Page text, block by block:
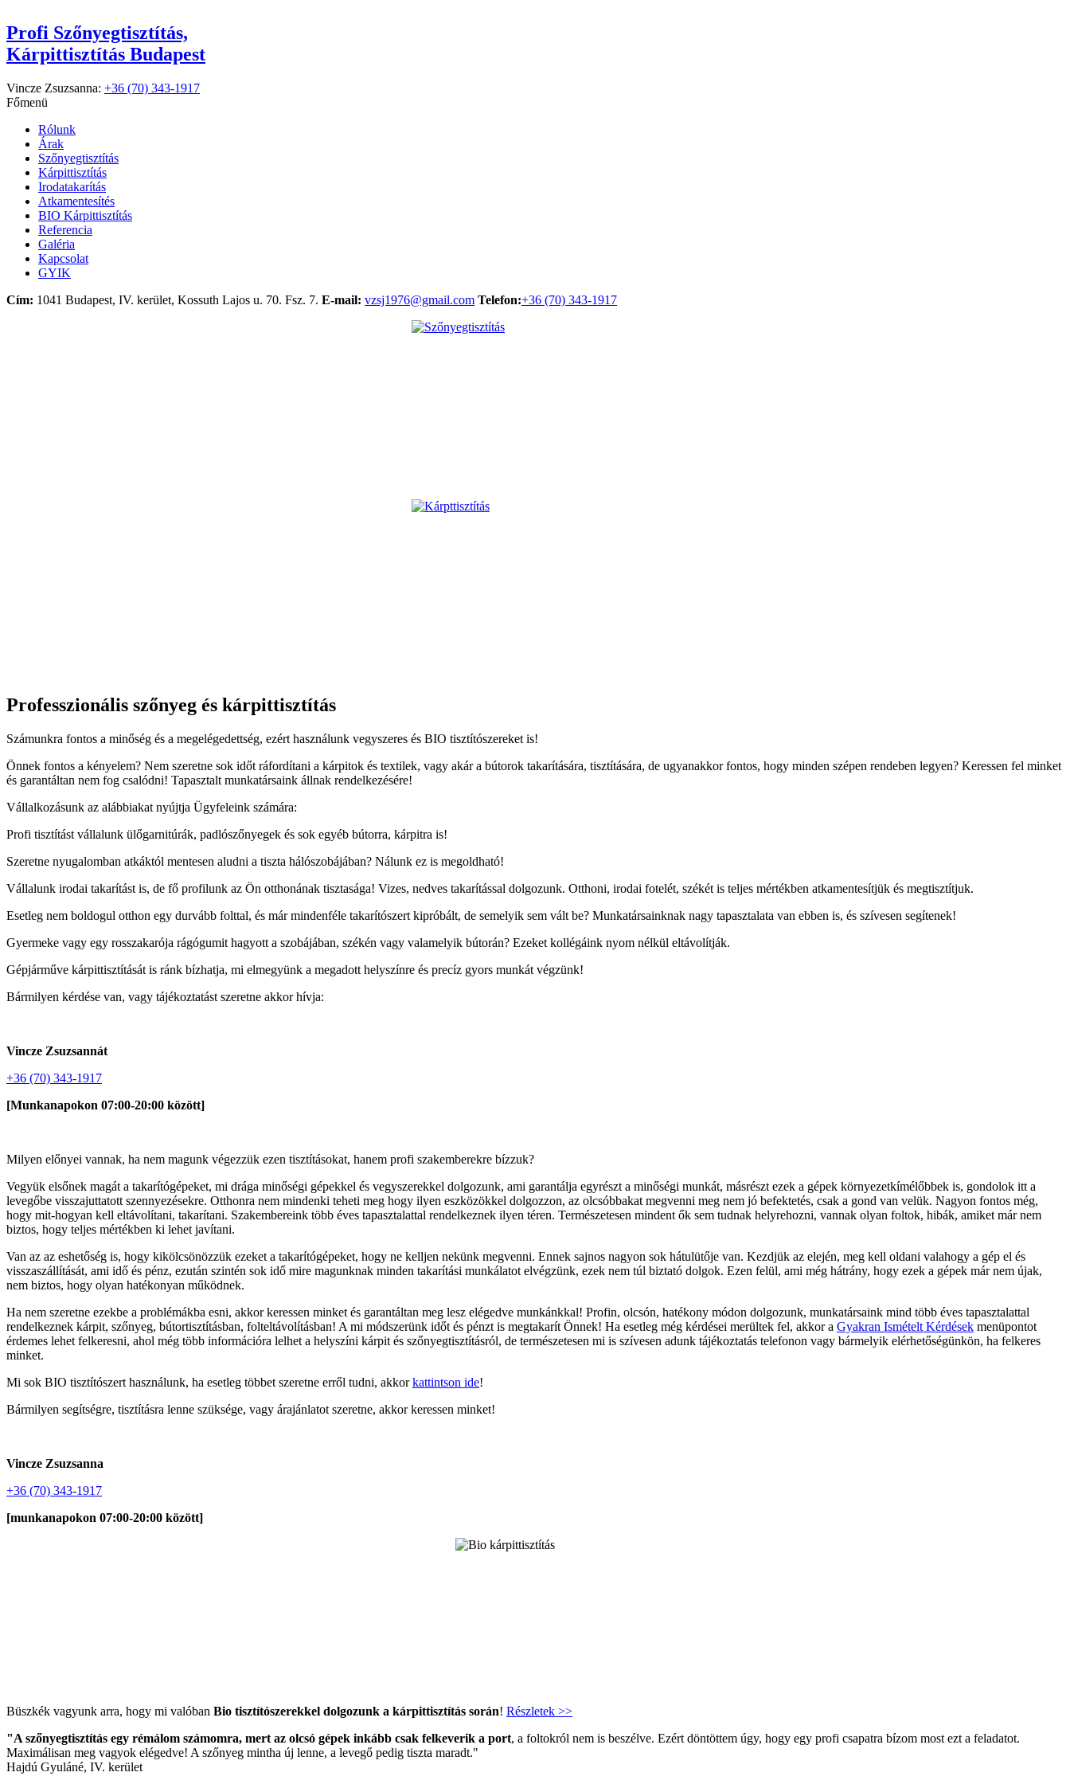
Profi Szőnyegtisztítás,
Kárpittisztítás Budapest
Vincze Zsuzsanna: +36 (70) 343-1917
Főmenü
Rólunk
Árak
Szőnyegtisztítás
Kárpittisztítás
Irodatakarítás
Atkamentesítés
BIO Kárpittisztítás
Referencia
Galéria
Kapcsolat
GYIK
Cím: 1041 Budapest, IV. kerület, Kossuth Lajos u. 70. Fsz. 7. E-mail: vzsj1976@gmail.com Telefon:+36 (70) 343-1917
Professzionális szőnyeg és kárpittisztítás
Számunkra fontos a minőség és a megelégedettség, ezért használunk vegyszeres és BIO tisztítószereket is!
Önnek fontos a kényelem? Nem szeretne sok időt ráfordítani a kárpitok és textilek, vagy akár a bútorok takarítására, tisztítására, de ugyanakkor fontos, hogy minden szépen rendeben legyen? Keressen fel minket
és garantáltan nem fog csalódni! Tapasztalt munkatársaink állnak rendelkezésére!
Vállalkozásunk az alábbiakat nyújtja Ügyfeleink számára:
Profi tisztítást vállalunk ülőgarnitúrák, padlószőnyegek és sok egyéb bútorra, kárpitra is!
Szeretne nyugalomban atkáktól mentesen aludni a tiszta hálószobájában? Nálunk ez is megoldható!
Vállalunk irodai takarítást is, de fő profilunk az Ön otthonának tisztasága! Vizes, nedves takarítással dolgozunk. Otthoni, irodai fotelét, székét is teljes mértékben atkamentesítjük és megtisztítjuk.
Esetleg nem boldogul otthon egy durvább folttal, és már mindenféle takarítószert kipróbált, de semelyik sem vált be? Munkatársainknak nagy tapasztalata van ebben is, és szívesen segítenek!
Gyermeke vagy egy rosszakarója rágógumit hagyott a szobájában, székén vagy valamelyik bútorán? Ezeket kollégáink nyom nélkül eltávolítják.
Gépjárműve kárpittisztítását is ránk bízhatja, mi elmegyünk a megadott helyszínre és precíz gyors munkát végzünk!
Bármilyen kérdése van, vagy tájékoztatást szeretne akkor hívja:
Vincze Zsuzsannát
+36 (70) 343-1917
[Munkanapokon 07:00-20:00 között]
Milyen előnyei vannak, ha nem magunk végezzük ezen tisztításokat, hanem profi szakemberekre bízzuk?
Vegyük elsőnek magát a takarítógépeket, mi drága minőségi gépekkel és vegyszerekkel dolgozunk, ami garantálja egyrészt a minőségi munkát, másrészt ezek a gépek környezetkímélőbbek is, gondolok itt a
levegőbe visszajuttatott szennyezésekre. Otthonra nem mindenki teheti meg hogy ilyen eszközökkel dolgozzon, az olcsóbbakat megvenni meg nem jó befektetés, csak a gond van velük. Nagyon fontos még,
hogy mit-hogyan kell eltávolítani, takarítani. Szakembereink több éves tapasztalattal rendelkeznek ilyen téren. Természetesen mindent ők sem tudnak helyrehozni, vannak olyan foltok, hibák, amiket már nem
biztos, hogy teljes mértékben ki lehet javítani.
Van az az eshetőség is, hogy kikölcsönözzük ezeket a takarítógépeket, hogy ne kelljen nekünk megvenni. Ennek sajnos nagyon sok hátulütője van. Kezdjük az elején, meg kell oldani valahogy a gép el és
visszaszállítását, ami idő és pénz, ezután szintén sok idő mire magunknak minden takarítási munkálatot elvégzünk, ezek nem túl biztató dolgok. Ezen felül, ami még hátrány, hogy ezek a gépek már nem újak,
nem biztos, hogy olyan hatékonyan működnek.
Ha nem szeretne ezekbe a problémákba esni, akkor keressen minket és garantáltan meg lesz elégedve munkánkkal! Profin, olcsón, hatékony módon dolgozunk, munkatársaink mind több éves tapasztalattal
rendelkeznek kárpit, szőnyeg, bútortisztításban, folteltávolításban! A mi módszerünk időt és pénzt is megtakarít Önnek! Ha esetleg még kérdései merültek fel, akkor a Gyakran Ismételt Kérdések menüpontot
érdemes lehet felkeresni, ahol még több információra lelhet a helyszíni kárpit és szőnyegtisztításról, de természetesen mi is szívesen adunk tájékoztatás telefonon vagy bármelyik elérhetőségünkön, ha felkeres
minket.
Mi sok BIO tisztítószert használunk, ha esetleg többet szeretne erről tudni, akkorkattintson ide!
Bármilyen segítségre, tisztításra lenne szüksége, vagy árajánlatot szeretne, akkor keressen minket!
Vincze Zsuzsanna
+36 (70) 343-1917
[munkanapokon 07:00-20:00 között]
Büszkék vagyunk arra, hogy mi valóban Bio tisztítószerekkel dolgozunk a kárpittisztítás során! Részletek >>
"A szőnyegtisztítás egy rémálom számomra, mert az olcsó gépek inkább csak felkeverik a port, a foltokról nem is beszélve. Ezért döntöttem úgy, hogy egy profi csapatra bízom most ezt a feladatot.
Maximálisan meg vagyok elégedve! A szőnyeg mintha új lenne, a levegő pedig tiszta maradt."
Hajdú Gyuláné, IV. kerület